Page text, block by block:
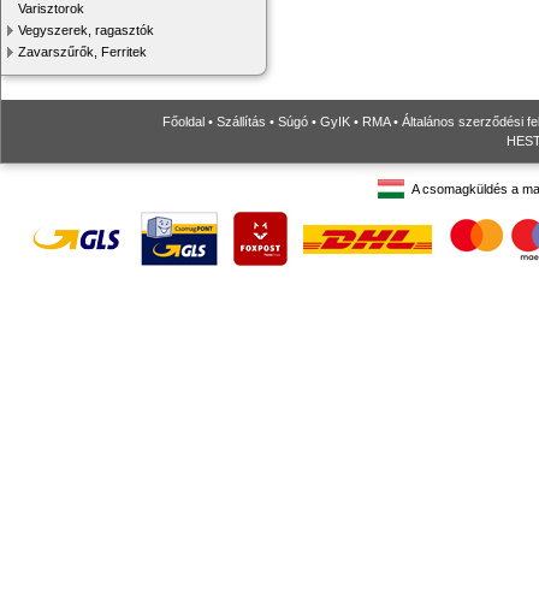
Varisztorok
Vegyszerek, ragasztók
Zavarszűrők, Ferritek
Főoldal • Szállítás • Súgó • GyIK • RMA• Általános szerződési
A csomagküldés a